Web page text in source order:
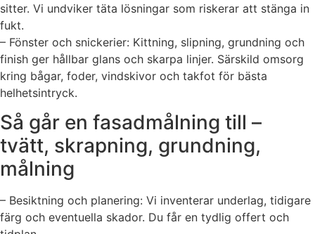
sitter. Vi undviker täta lösningar som riskerar att stänga in
fukt.
– Fönster och snickerier: Kittning, slipning, grundning och
finish ger hållbar glans och skarpa linjer. Särskild omsorg
kring bågar, foder, vindskivor och takfot för bästa
helhetsintryck.
Så går en fasadmålning till –
tvätt, skrapning, grundning,
målning
– Besiktning och planering: Vi inventerar underlag, tidigare
färg och eventuella skador. Du får en tydlig offert och